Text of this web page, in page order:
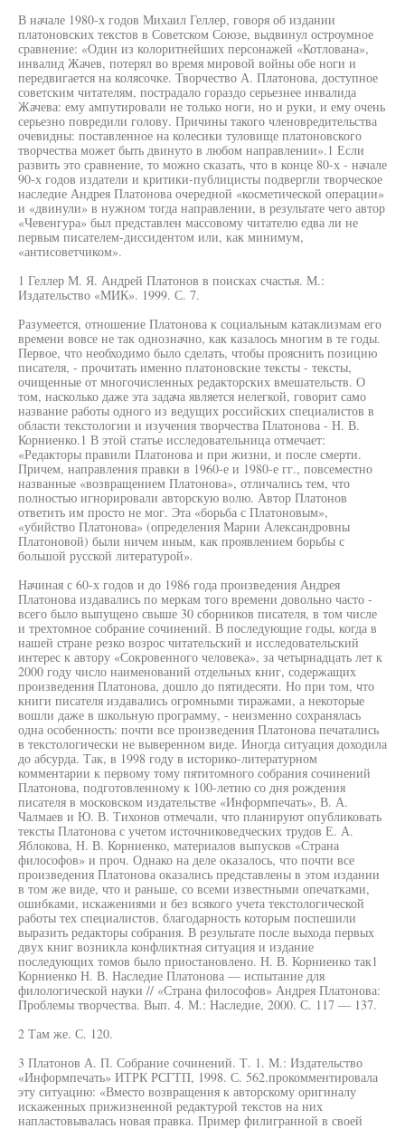
В начале 1980-х годов Михаил Геллер, говоря об издании
платоновских текстов в Советском Союзе, выдвинул остроумное
сравнение: «Один из колоритнейших персонажей «Котлована»,
инвалид Жачев, потерял во время мировой войны обе ноги и
передвигается на колясочке. Творчество А. Платонова, доступное
советским читателям, пострадало гораздо серьезнее инвалида
Жачева: ему ампутировали не только ноги, но и руки, и ему очень
серьезно повредили голову. Причины такого членовредительства
очевидны: поставленное на колесики туловище платоновского
творчества может быть двинуто в любом направлении».1 Если
развить это сравнение, то можно сказать, что в конце 80-х - начале
90-х годов издатели и критики-публицисты подвергли творческое
наследие Андрея Платонова очередной «косметической операции»
и «двинули» в нужном тогда направлении, в результате чего автор
«Чевенгура» был представлен массовому читателю едва ли не
первым писателем-диссидентом или, как минимум,
«антисоветчиком».
1 Геллер М. Я. Андрей Платонов в поисках счастья. М.:
Издательство «МИК». 1999. С. 7.
Разумеется, отношение Платонова к социальным катаклизмам его
времени вовсе не так однозначно, как казалось многим в те годы.
Первое, что необходимо было сделать, чтобы прояснить позицию
писателя, - прочитать именно платоновские тексты - тексты,
очищенные от многочисленных редакторских вмешательств. О
том, насколько даже эта задача является нелегкой, говорит само
название работы одного из ведущих российских специалистов в
области текстологии и изучения творчества Платонова - Н. В.
Корниенко.1 В этой статье исследовательница отмечает:
«Редакторы правили Платонова и при жизни, и после смерти.
Причем, направления правки в 1960-е и 1980-е гг., повсеместно
названные «возвращением Платонова», отличались тем, что
полностью игнорировали авторскую волю. Автор Платонов
ответить им просто не мог. Эта «борьба с Платоновым»,
«убийство Платонова» (определения Марии Александровны
Платоновой) были ничем иным, как проявлением борьбы с
большой русской литературой».
Начиная с 60-х годов и до 1986 года произведения Андрея
Платонова издавались по меркам того времени довольно часто -
всего было выпущено свыше 30 сборников писателя, в том числе
и трехтомное собрание сочинений. В последующие годы, когда в
нашей стране резко возрос читательский и исследовательский
интерес к автору «Сокровенного человека», за четырнадцать лет к
2000 году число наименований отдельных книг, содержащих
произведения Платонова, дошло до пятидесяти. Но при том, что
книги писателя издавались огромными тиражами, а некоторые
вошли даже в школьную программу, - неизменно сохранялась
одна особенность: почти все произведения Платонова печатались
в текстологически не выверенном виде. Иногда ситуация доходила
до абсурда. Так, в 1998 году в историко-литературном
комментарии к первому тому пятитомного собрания сочинений
Платонова, подготовленному к 100-летию со дня рождения
писателя в московском издательстве «Информпечать», В. А.
Чалмаев и Ю. В. Тихонов отмечали, что планируют опубликовать
тексты Платонова с учетом источниковедческих трудов Е. А.
Яблокова, Н. В. Корниенко, материалов выпусков «Страна
философов» и проч. Однако на деле оказалось, что почти все
произведения Платонова оказались представлены в этом издании
в том же виде, что и раньше, со всеми известными опечатками,
ошибками, искажениями и без всякого учета текстологической
работы тех специалистов, благодарность которым поспешили
выразить редакторы собрания. В результате после выхода первых
двух книг возникла конфликтная ситуация и издание
последующих томов было приостановлено. Н. В. Корниенко так1
Корниенко Н. В. Наследие Платонова — испытание для
филологической науки // «Страна философов» Андрея Платонова:
Проблемы творчества. Вып. 4. М.: Наследие, 2000. С. 117 — 137.
2 Там же. С. 120.
3 Платонов А. П. Собрание сочинений. Т. 1. М.: Издательство
«Информпечать» ИТРК РСГТП, 1998. С. 562.прокомментировала
эту ситуацию: «Вместо возвращения к авторскому оригиналу
искаженных прижизненной редактурой текстов на них
напластовывалась новая правка. Пример филигранной в своей